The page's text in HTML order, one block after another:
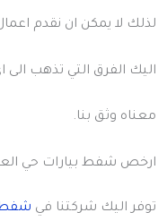
لذلك لا يمكن ان نقدم
اليك الفرق التي تذهب
معناه وثق بنا.
ارخص شفط بيارات حي
توفر اليك شركتنا في شفط